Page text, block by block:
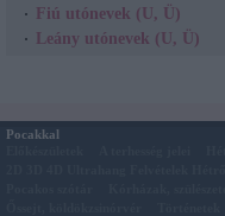
Fiú utónevek (U, Ü)
Leány utónevek (U, Ü)
Pocakkal